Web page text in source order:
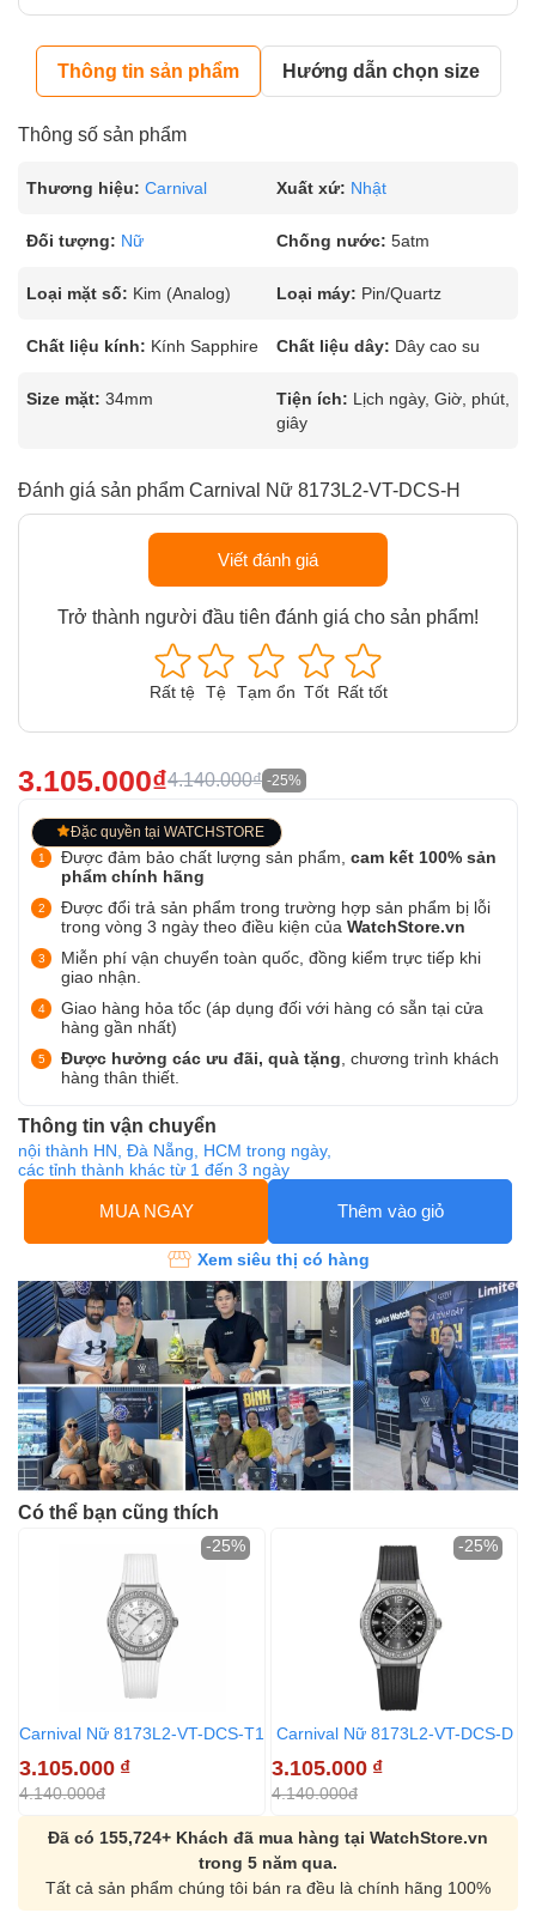
Thông tin sản phẩm Hướng dẫn chọn size
Thông số sản phẩm
Thương hiệu: Carnival Xuất xứ: Nhật
Đối tượng: Nữ Chống nước: 5atm
Loại mặt số: Kim (Analog) Loại máy: Pin/Quartz
Chất liệu kính: Kính Sapphire Chất liệu dây: Dây cao su
Size mặt: 34mm Tiện ích: Lịch ngày, Giờ, phút,
giây
Đánh giá sản phẩm Carnival Nữ 8173L2-VT-DCS-H
Viết đánh giá
Trở thành người đầu tiên đánh giá cho sản phẩm!
Rất tệ Tệ Tạm ổn Tốt Rất tốt
3.105.000₫4.140.000₫ -25%
Đặc quyền tại WATCHSTORE
Được đảm bảo chất lượng sản phẩm, cam kết 100% sản
phẩm chính hãng
Được đổi trả sản phẩm trong trường hợp sản phẩm bị lỗi
trong vòng 3 ngày theo điều kiện của WatchStore.vn
Miễn phí vận chuyển toàn quốc, đồng kiểm trực tiếp khi
giao nhận.
Giao hàng hỏa tốc (áp dụng đối với hàng có sẵn tại cửa
hàng gần nhất)
Được hưởng các ưu đãi, quà tặng , chương trình khách
hàng thân thiết.
Thông tin vận chuyển
nội thành HN, Đà Nẵng, HCM trong ngày,
các tỉnh thành khác từ 1 đến 3 ngày
MUA NGAY Thêm vào giỏ
Xem siêu thị có hàng
Có thể bạn cũng thích
Carnival Nữ 8173L2-VT-DCS-T1
3.105.000 ₫
4.140.000đ
-25%
Carnival Nữ 8173L2-VT-DCS-D
3.105.000 ₫
4.140.000đ
-25%
Đã có 155,724+ Khách đã mua hàng tại WatchStore.vn
trong 5 năm qua.
Tất cả sản phẩm chúng tôi bán ra đều là chính hãng 100%